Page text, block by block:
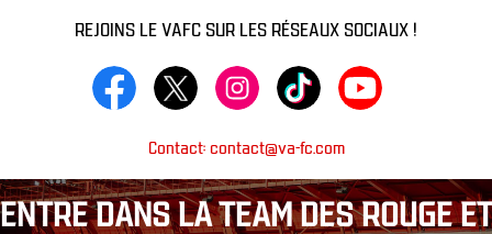
REJOINS LE VAFC SUR LES RÉSEAUX SOCIAUX !
Contact: contact@va-fc.com
ENTRE DANS LA TEAM DES ROUGE ET